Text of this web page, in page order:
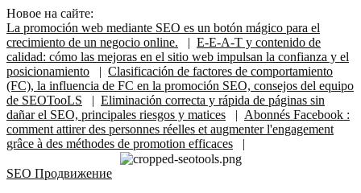
Новое на сайте:
La promoción web mediante SEO es un botón mágico para el
crecimiento de un negocio online. | E-E-A-T y contenido de
calidad: cómo las mejoras en el sitio web impulsan la confianza y el
posicionamiento | Clasificación de factores de comportamiento
(FC), la influencia de FC en la promoción SEO, consejos del equipo
de SEOTooLS | Eliminación correcta y rápida de páginas sin
dañar el SEO, principales riesgos y matices | Abonnés Facebook :
comment attirer des personnes réelles et augmenter l'engagement
grâce à des méthodes de promotion efficaces |
SEO Продвижение